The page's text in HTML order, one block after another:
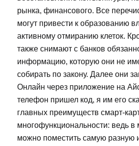
рынка, финансового. Все
могут привести к образованию
активному отмиранию клеток.
также снимают с банков
информацию, которую они не
собирать по закону. Далее они
Онлайн через приложение на
телефон пришел код, я им его
главных преимуществ смарт-
многофункциональности: ведь
можно поместить самую